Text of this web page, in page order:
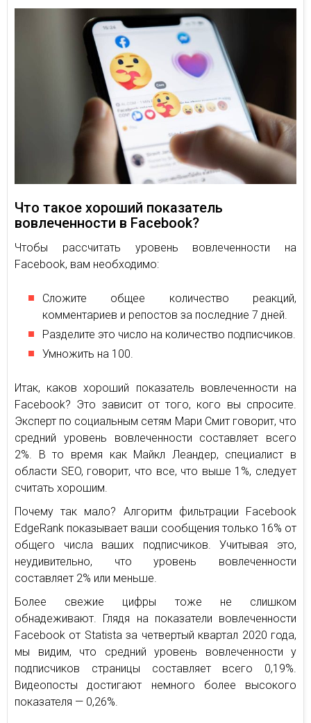
Что такое хороший показатель
вовлеченности в Facebook?
Чтобы рассчитать уровень вовлеченности на
Facebook, вам необходимо:
Сложите общее количество реакций,
комментариев и репостов за последние 7 дней.
Разделите это число на количество подписчиков.
Умножить на 100.
Итак, каков хороший показатель вовлеченности на
Facebook? Это зависит от того, кого вы спросите.
Эксперт по социальным сетям Мари Смит говорит, что
средний уровень вовлеченности составляет всего
2%. В то время как Майкл Леандер, специалист в
области SEO, говорит, что все, что выше 1%, следует
считать хорошим.
Почему так мало? Алгоритм фильтрации Facebook
EdgeRank показывает ваши сообщения только 16% от
общего числа ваших подписчиков. Учитывая это,
неудивительно, что уровень вовлеченности
составляет 2% или меньше.
Более свежие цифры тоже не слишком
обнадеживают. Глядя на показатели вовлеченности
Facebook от Statista за четвертый квартал 2020 года,
мы видим, что средний уровень вовлеченности у
подписчиков страницы составляет всего 0,19%.
Видеопосты достигают немного более высокого
показателя — 0,26%.